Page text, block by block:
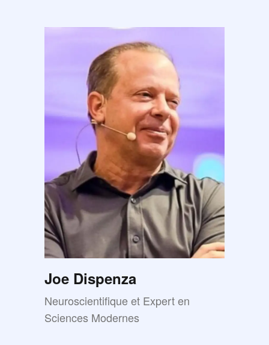
Joe Dispenza
Neuroscientifique et Expert en
Sciences Modernes